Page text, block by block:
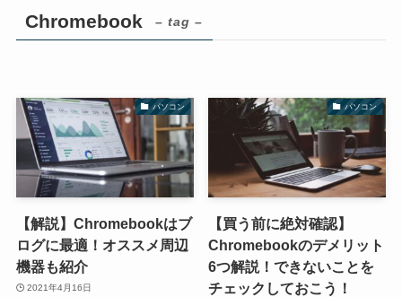
Chromebook – tag –
パソコン
【解説】Chromebookはブ
ログに最適！オススメ周辺
機器も紹介
2021年4月16日
パソコン
【買う前に絶対確認】
Chromebookのデメリット
6つ解説！できないことを
チェックしておこう！